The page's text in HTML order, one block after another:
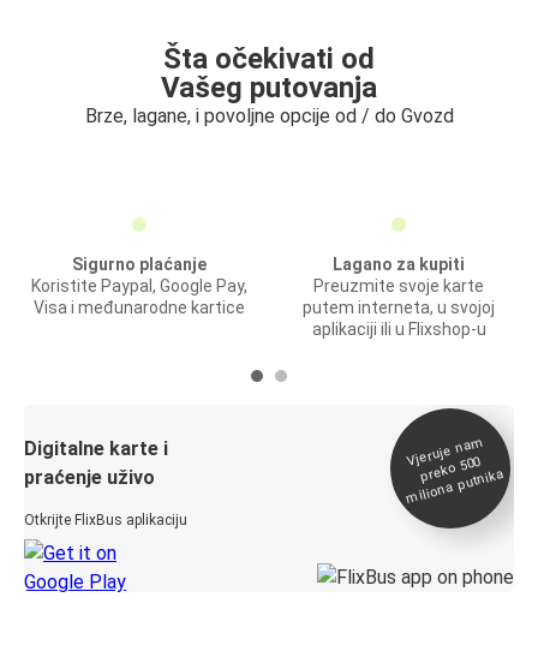
Šta očekivati od
Vašeg putovanja
Brze, lagane, i povoljne opcije od / do Gvozd
Sigurno plaćanje
Koristite Paypal, Google Pay,
Visa i međunarodne kartice
Lagano za kupiti
Preuzmite svoje karte
putem interneta, u svojoj
aplikaciji ili u Flixshop-u
Digitalne karte i
praćenje uživo
Otkrijte FlixBus aplikaciju
Vjeruje na
m
preko 500
miliona putnika